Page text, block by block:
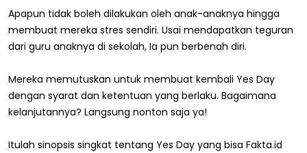
Apapun tidak boleh dilakukan oleh anak-anaknya hingga
membuat mereka stres sendiri. Usai mendapatkan teguran
dari guru anaknya di sekolah, Ia pun berbenah diri.
Mereka memutuskan untuk membuat kembali Yes Day
dengan syarat dan ketentuan yang berlaku. Bagaimana
kelanjutannya? Langsung nonton saja ya!
Itulah sinopsis singkat tentang Yes Day yang bisa Fakta.id